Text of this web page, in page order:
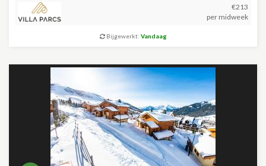
€213
per midweek
Bijgewerkt: Vandaag